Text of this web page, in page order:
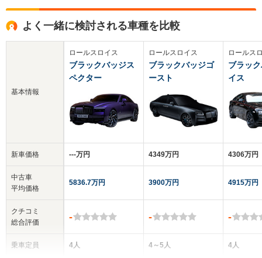
よく一緒に検討される車種を比較
基本情報
新車価格
中古車
平均価格
クチコミ
総合評価
乗車定員
ロールスロイス
ブラックバッジス
ペクター
‐‐‐万円
5836.7万円
-
4人
ロールスロイス
ブラックバッジゴ
ースト
4349万円
3900万円
-
4～5人
ロールス
ブラッ
イス
4306万円
4915万円
-
4人